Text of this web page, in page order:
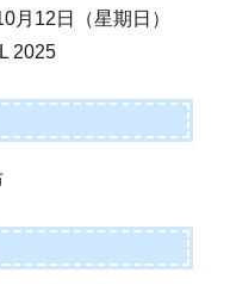
月12日（星期日）
2025